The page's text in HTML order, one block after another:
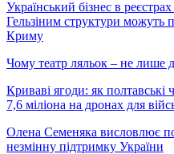
Український бізнес в
Гельзіним структури
Криму
Чому театр ляльок – не лише
Криваві ягоди: як полтавські
7,6 міліона на дронах для
Олена Семеняка висловлює
незмінну підтримку України